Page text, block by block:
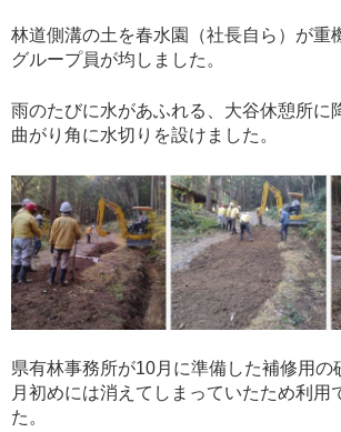
林道側溝の土を春水園（社長自ら）が重
グループ員が均しました。
雨のたびに水があふれる、大谷休憩所に
曲がり角に水切りを設けました。
県有林事務所が10月に準備した補修用の
月初めには消えてしまっていたため利用
た。